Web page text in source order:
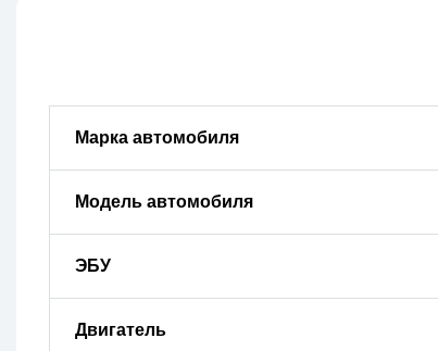
Марка автомобиля
Модель автомобиля
ЭБУ
Двигатель